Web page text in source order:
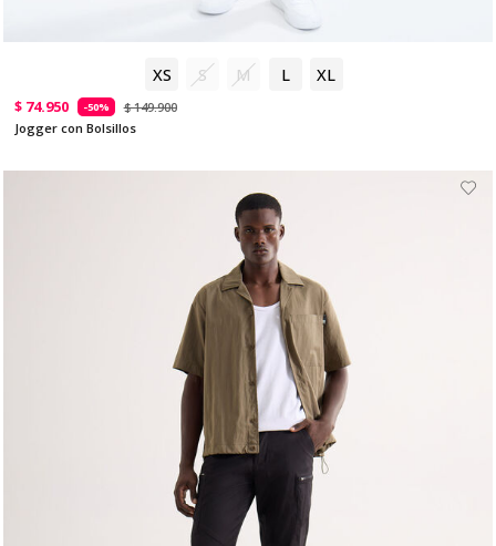
XS S M L XL
$ 74.950 -50%
$ 149.900
Jogger con Bolsillos